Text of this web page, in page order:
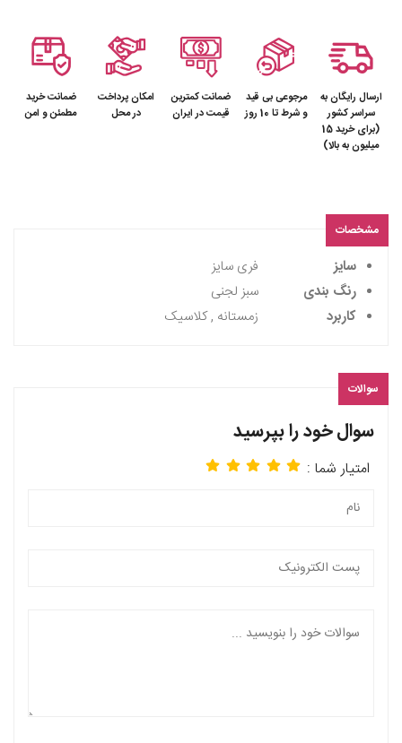
ارسال رایگان به
سراسر کشور
(برای خرید 15
میلیون به بالا)
مرجوعی بی قید
و شرط تا 10 روز
ضمانت کمترین
قیمت در ایران
امکان پرداخت
در محل
ضمانت خرید
مطمئن و امن
مشخصات
سایز
فری سایز
رنگ بندی
سبز لجنی
کاربرد
زمستانه , کلاسیک
سوالات
سوال خود را بپرسید
امتیار شما :